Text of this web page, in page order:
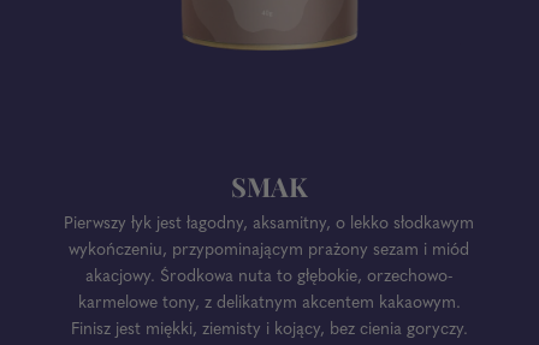
SMAK
Pierwszy łyk jest łagodny, aksamitny, o lekko słodkawym
wykończeniu, przypominającym prażony sezam i miód
akacjowy. Środkowa nuta to głębokie, orzechowo-
karmelowe tony, z delikatnym akcentem kakaowym.
Finisz jest miękki, ziemisty i kojący, bez cienia goryczy.